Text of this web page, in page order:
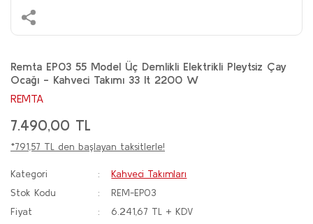
Remta EP03 55 Model Üç Demlikli Elektrikli Pleytsiz Çay
Ocağı - Kahveci Takımı 33 lt 2200 W
REMTA
7.490,00 TL
*791,57 TL den başlayan taksitlerle!
Kategori
Kahveci Takımları
Stok Kodu
REM-EP03
Fiyat
6.241,67 TL + KDV